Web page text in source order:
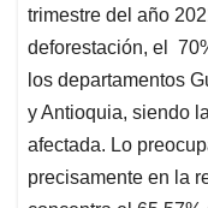
trimestre del año
deforestación, el
los departamentos
y Antioquia, siendo
afectada. Lo
precisamente en la